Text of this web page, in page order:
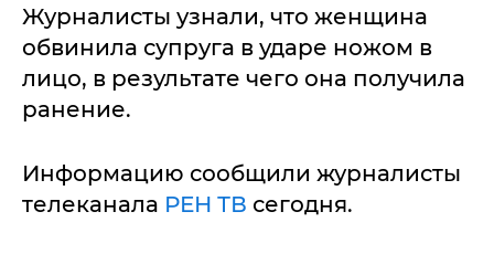
Журналисты узнали, что женщина
обвинила супруга в ударе ножом в
лицо, в результате чего она получила
ранение.
Информацию сообщили журналисты
телеканала РЕН ТВ сегодня.